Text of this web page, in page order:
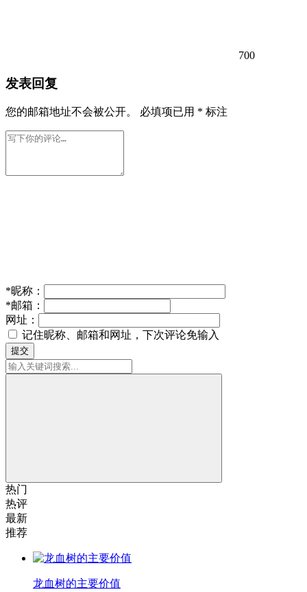
700
发表回复
您的邮箱地址不会被公开。 必填项已用 * 标注
*昵称：
*邮箱：
网址：
记住昵称、邮箱和网址，下次评论免输入
提交
热门
热评
最新
推荐
龙血树的主要价值